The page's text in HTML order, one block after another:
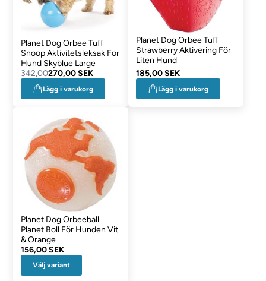
Planet Dog Orbee Tuff
Snoop Aktivitetsleksak För
Hund Skyblue Large
342,00270,00 SEK
Lägg i varukorg
Planet Dog Orbee Tuff
Strawberry Aktivering För
Liten Hund
185,00 SEK
Lägg i varukorg
Planet Dog Orbeeball
Planet Boll För Hunden Vit
& Orange
156,00 SEK
Välj variant